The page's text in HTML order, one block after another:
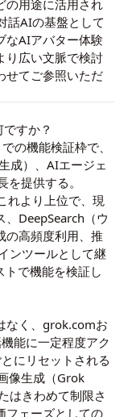
の用途に活用され
話AIの基盤として
なAIアバター体験
り広い文脈で検討
せてご参照いただ
すか？
の機能検証枠で、
成）、AIエージェ
提供する。
れより上位で、現
DeepSearch（ウ
の高頻度利用、推
ンツールとして継
で機能を検証し
なく、grok.comお
能に一定程度アク
にリセットされる
像生成（Grok
はきわめて制限さ
フェーズとしての